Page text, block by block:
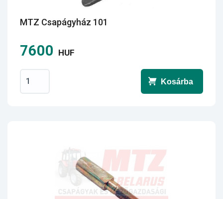
MTZ Csapágyház 101
7600 HUF
Kosárba